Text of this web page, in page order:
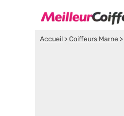
Accueil >Coiffeurs Marne >